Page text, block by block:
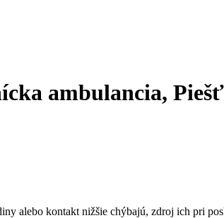
ambulancia,
alebo kontakt nižšie chýbajú, zdroj ich pri